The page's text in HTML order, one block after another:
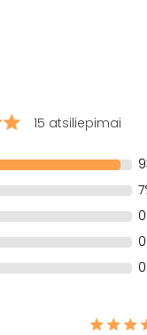
15 atsiliepimai